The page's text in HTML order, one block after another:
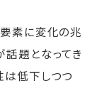
素に変化の兆
題となってき
は低下しつつ